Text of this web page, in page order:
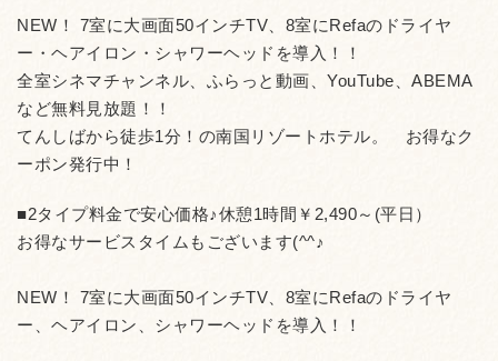
NEW！ 7室に大画面50インチTV、8室にRefaのドライヤ
ー・ヘアイロン・シャワーヘッドを導入！！
全室シネマチャンネル、ふらっと動画、YouTube、ABEMA
など無料見放題！！
てんしばから徒歩1分！の南国リゾートホテル。 お得なク
ーポン発行中！
■2タイプ料金で安心価格♪休憩1時間￥2,490～(平日）
お得なサービスタイムもございます(^^♪
NEW！ 7室に大画面50インチTV、8室にRefaのドライヤ
ー、ヘアイロン、シャワーヘッドを導入！！